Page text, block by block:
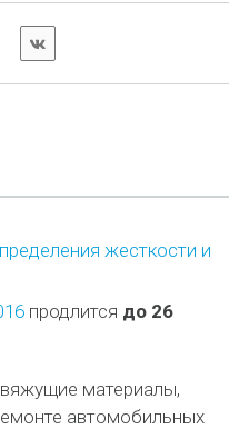
жесткости и
продлится до 26
материалы,
автомобильных